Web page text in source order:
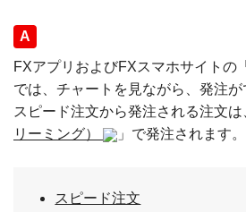
回答
FXアプリおよびFXスマホサイトの
では、チャートを見ながら、発注が
スピード注文から発注される注文は
リーミング）
」で発注されます。
スピード注文